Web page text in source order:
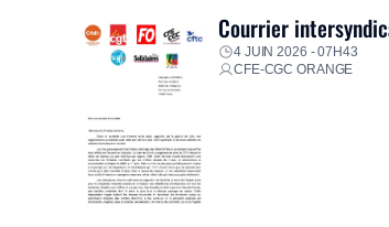
Courrier
4 JUIN 2026 - 07H43
CFE-CGC ORANGE